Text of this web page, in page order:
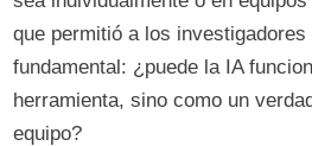
que permitió a los
fundamental: ¿puede la IA
herramienta, sino como un
equipo?